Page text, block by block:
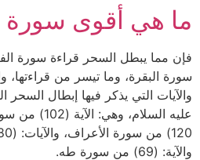
ما هي أقوى
فإن مما يبطل السحر قراءة سورة
سورة البقرة، وما تيسر من قراءتها،
والآيات التي يذكر فيها إبطال
والآية: (69) من سورة طه.